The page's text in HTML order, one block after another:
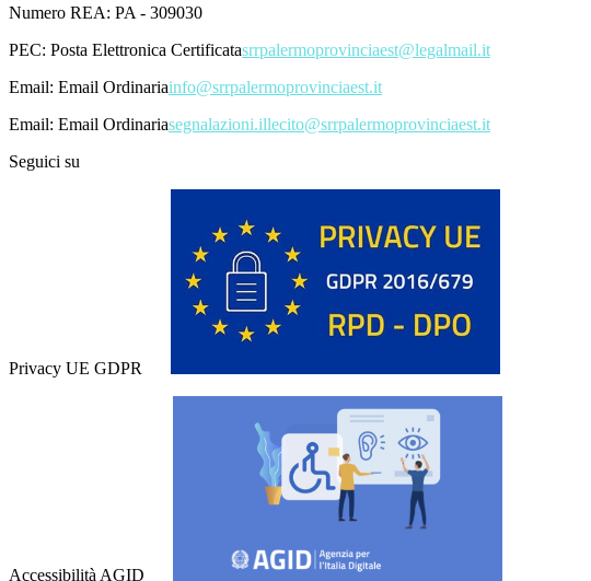
Numero REA: PA - 309030
PEC: Posta Elettronica Certificatasrrpalermoprovinciaest@legalmail.it
Email: Email Ordinariainfo@srrpalermoprovinciaest.it
Email: Email Ordinariasegnalazioni.illecito@srrpalermoprovinciaest.it
Seguici su
Privacy UE GDPR
Accessibilità AGID